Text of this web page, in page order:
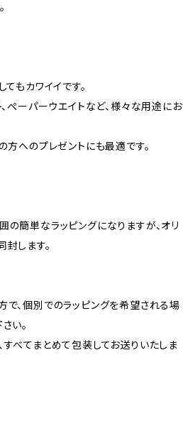
もカワイイです。
、ぺーパーウエイトなど、様々な用途にお
方へのプレゼントにも最適です。
簡単なラッピングになりますが、オリ
します。
、個別でのラッピングを希望される場
い。
べてまとめて包装してお送りいたしま